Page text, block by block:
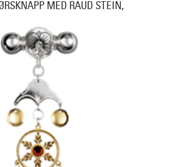
MED RAUD STEIN,